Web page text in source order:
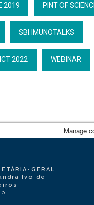
2019 PINT OF
SBI.IMUNOTALKS
2022 WEBINAR
GERAL
Ivo de
Manage